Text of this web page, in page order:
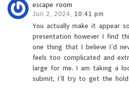
escape room
Juli 2, 2024, 10:41 pm
You actually make it appear
presentation however I find
one thing that I believe I’d
feels too complicated and
large for me. I am taking a
submit, I’ll try to get the